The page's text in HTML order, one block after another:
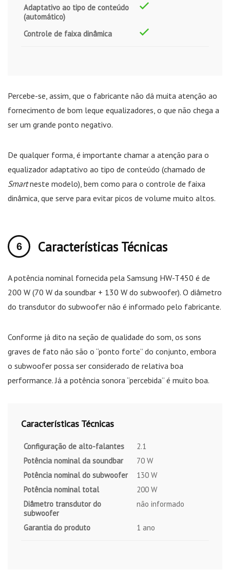
Adaptativo ao tipo de conteúdo
(automático)
Controle de faixa dinâmica
Percebe-se, assim, que o fabricante não dá muita atenção ao
fornecimento de bom leque equalizadores, o que não chega a
ser um grande ponto negativo.
De qualquer forma, é importante chamar a atenção para o
equalizador adaptativo ao tipo de conteúdo (chamado de
Smartneste modelo), bem como para o controle de faixa
dinâmica, que serve para evitar picos de volume muito altos.
Características Técnicas
A potência nominal fornecida pela Samsung HW-T450 é de
200 W (70 W da soundbar + 130 W do subwoofer). O diâmetro
do transdutor do subwoofer não é informado pelo fabricante.
Conforme já dito na seção de qualidade do som, os sons
graves de fato não são o “ponto forte” do conjunto, embora
o subwoofer possa ser considerado de relativa boa
performance. Já a potência sonora “percebida” é muito boa.
Características Técnicas
Configuração de alto-falantes
2.1
Potência nominal da soundbar
70 W
Potência nominal do subwoofer
130 W
Potência nominal total
200 W
Diâmetro transdutor do
subwoofer
não informado
Garantia do produto 1 ano